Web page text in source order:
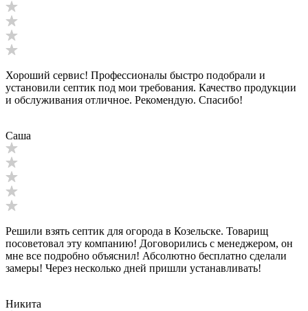
Хороший сервис! Профессионалы быстро подобрали и
установили септик под мои требования. Качество продукции
и обслуживания отличное. Рекомендую. Спасибо!
Саша
Решили взять септик для огорода в Козельске. Товарищ
посоветовал эту компанию! Договорились с менеджером, он
мне все подробно объяснил! Абсолютно бесплатно сделали
замеры! Через несколько дней пришли устанавливать!
Никита